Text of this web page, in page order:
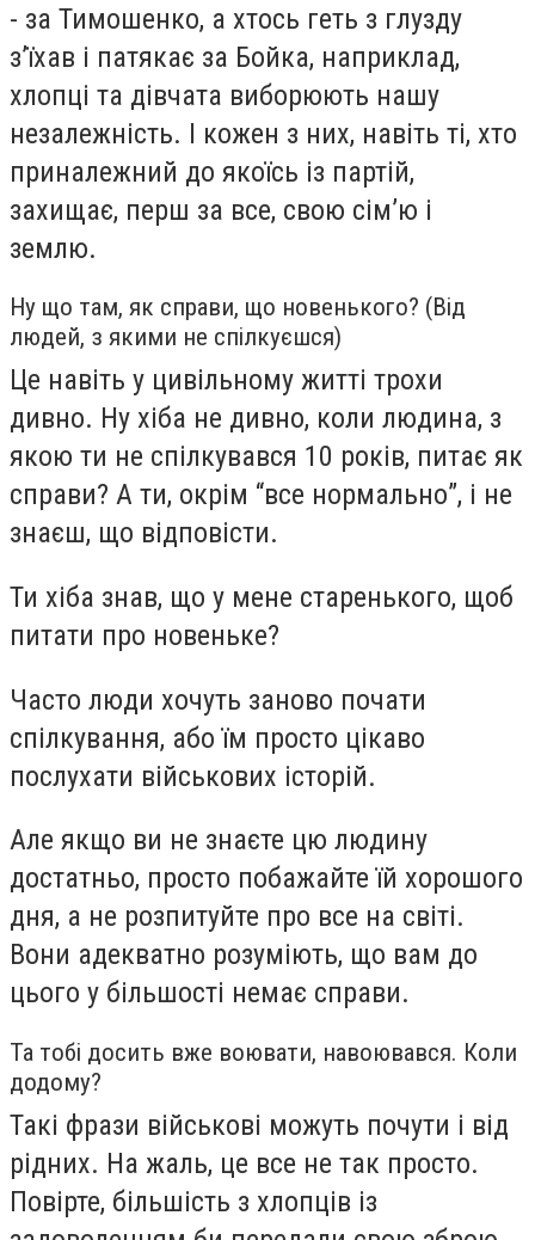
- за Тимошенко, а хтось геть з глузду
з’їхав і патякає за Бойка, наприклад,
хлопці та дівчата виборюють нашу
незалежність. І кожен з них, навіть ті, хто
приналежний до якоїсь із партій,
захищає, перш за все, свою сім’ю і
землю.
Ну що там, як справи, що новенького? (Від
людей, з якими не спілкуєшся)
Це навіть у цивільному житті трохи
дивно. Ну хіба не дивно, коли людина, з
якою ти не спілкувався 10 років, питає як
справи? А ти, окрім “все нормально”, і не
знаєш, що відповісти.
Ти хіба знав, що у мене старенького, щоб
питати про новеньке?
Часто люди хочуть заново почати
спілкування, або їм просто цікаво
послухати військових історій.
Але якщо ви не знаєте цю людину
достатньо, просто побажайте їй хорошого
дня, а не розпитуйте про все на світі.
Вони адекватно розуміють, що вам до
цього у більшості немає справи.
Та тобі досить вже воювати, навоювався. Коли
додому?
Такі фрази військові можуть почути і від
рідних. На жаль, це все не так просто.
Повірте, більшість з хлопців із